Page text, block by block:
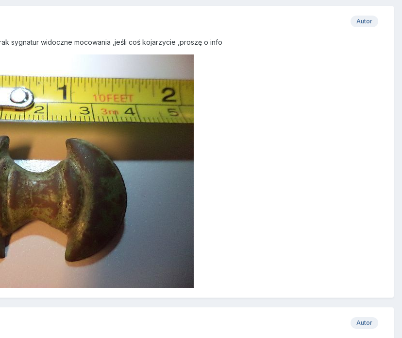
Autor
sygnatur widoczne mocowania ,jeśli coś kojarzycie ,proszę o info
Autor